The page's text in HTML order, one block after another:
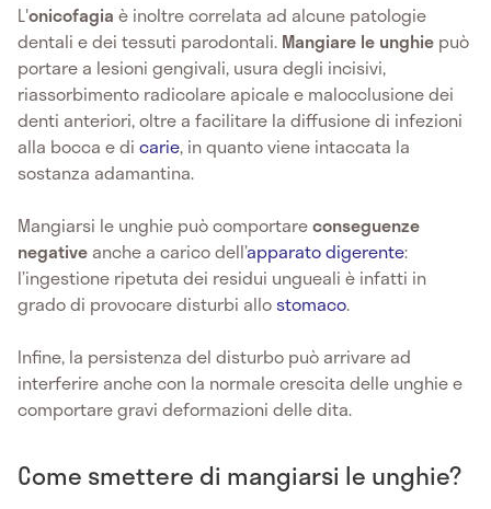
L'onicofagia è inoltre correlata ad alcune patologie
dentali e dei tessuti parodontali. Mangiare le unghie può
portare a lesioni gengivali, usura degli incisivi,
riassorbimento radicolare apicale e malocclusione dei
denti anteriori, oltre a facilitare la diffusione di infezioni
alla bocca e di carie, in quanto viene intaccata la
sostanza adamantina.
Mangiarsi le unghie può comportareconseguenze
negative anche a carico dell’apparato digerente:
l’ingestione ripetuta dei residui ungueali è infatti in
grado di provocare disturbi allostomaco.
Infine, la persistenza del disturbo può arrivare ad
interferire anche con la normale crescita delle unghie e
comportare gravi deformazioni delle dita.
Come smettere di mangiarsi le unghie?